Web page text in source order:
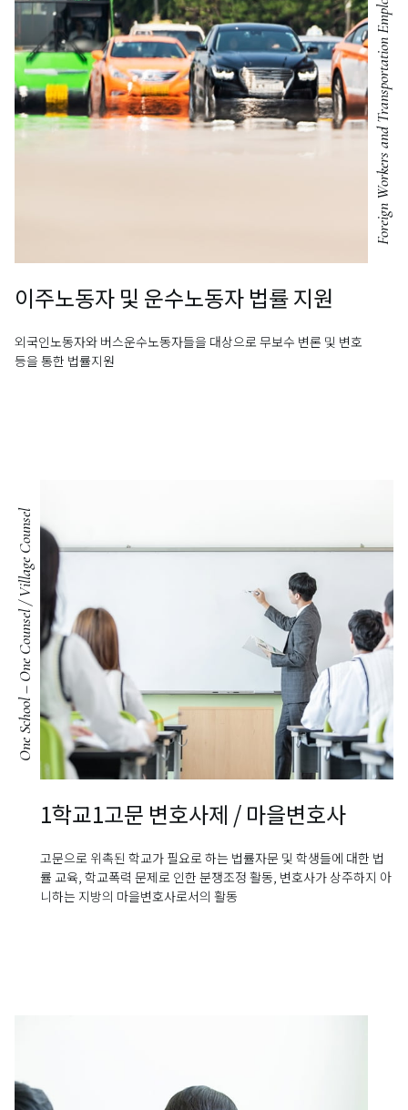
Foreign Workers and Transportation Employees
이주노동자 및 운수노동자 법률 지원
외국인노동자와 버스운수노동자들을 대상으로 무보수 변론 및 변호
등을 통한 법률지원
One School – One Counsel / Village Counsel
1학교1고문 변호사제 / 마을변호사
고문으로 위촉된 학교가 필요로 하는 법률자문 및 학생들에 대한 법
률 교육, 학교폭력 문제로 인한 분쟁조정 활동, 변호사가 상주하지 아
니하는 지방의 마을변호사로서의 활동